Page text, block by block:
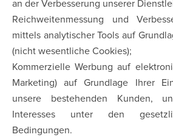
an der Verbesserung unserer
Reichweitenmessung und
mittels analytischer Tools auf
(nicht wesentliche Cookies);
Kommerzielle Werbung auf
Marketing) auf Grundlage Ihrer
unsere bestehenden Kunden,
Interesses unter den
Bedingungen.